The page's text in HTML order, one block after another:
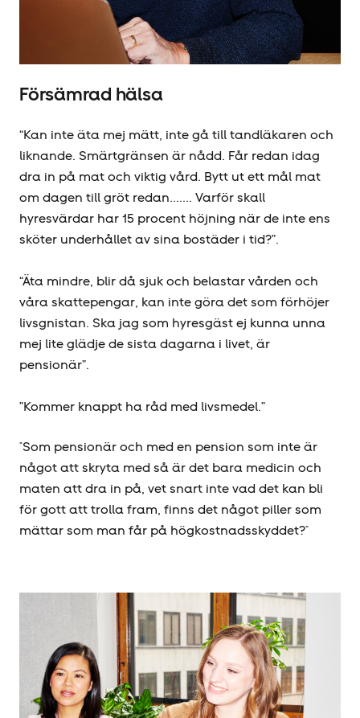
Försämrad hälsa
“Kan inte äta mej mätt, inte gå till tandläkaren och
liknande. Smärtgränsen är nådd. Får redan idag
dra in på mat och viktig vård. Bytt ut ett mål mat
om dagen till gröt redan....... Varför skall
hyresvärdar har 15 procent höjning när de inte ens
sköter underhållet av sina bostäder i tid?”.
“Äta mindre, blir då sjuk och belastar vården och
våra skattepengar, kan inte göra det som förhöjer
livsgnistan. Ska jag som hyresgäst ej kunna unna
mej lite glädje de sista dagarna i livet, är
pensionär”.
”Kommer knappt ha råd med livsmedel.”
"Som pensionär och med en pension som inte är
något att skryta med så är det bara medicin och
maten att dra in på, vet snart inte vad det kan bli
för gott att trolla fram, finns det något piller som
mättar som man får på högkostnadsskyddet?"